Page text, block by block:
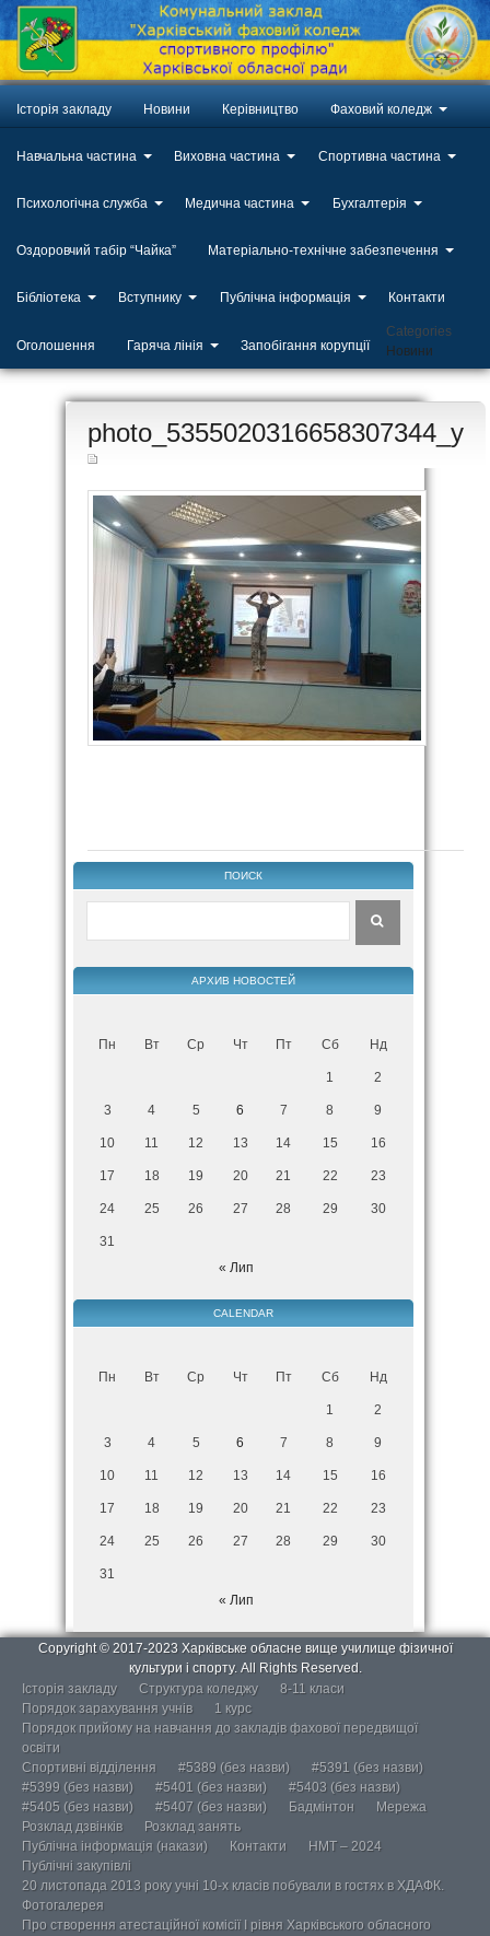
Історія закладу Новини Керівництво Фаховий коледж
Навчальна частина Виховна частина Спортивна частина
Психологічна служба Медична частина Бухгалтерія
Оздоровчий табір “Чайка” Матеріально-технічне забезпечення
Бібліотека Вступнику Публічна інформація Контакти
Оголошення Гаряча лінія Запобігання корупції
Categories
Новини
20
photo_5355020316658307344_y
ПОИСК
АРХИВ НОВОСТЕЙ
Пн Вт Ср Чт Пт Сб Нд
1 2
3 4 5 6 7 8 9
10 11 12 13 14 15 16
17 18 19 20 21 22 23
24 25 26 27 28 29 30
31
« Лип
CALENDAR
Пн Вт Ср Чт Пт Сб Нд
1 2
3 4 5 6 7 8 9
10 11 12 13 14 15 16
17 18 19 20 21 22 23
24 25 26 27 28 29 30
31
« Лип
Copyright © 2017-2023 Харківське обласне вище училище фізичної
культури і спорту. All Rights Reserved.
Історія закладу
Структура коледжу
8-11 класи
Порядок зарахування учнів
1 курс
Порядок прийому на навчання до закладів фахової передвищої
освіти
Спортивні відділення
#5389 (без назви)
#5391 (без назви)
#5399 (без назви)
#5401 (без назви)
#5403 (без назви)
#5405 (без назви)
#5407 (без назви) Бадмінтон
Мережа
Розклад дзвінків
Розклад занять
Публічна інформація (накази)
Контакти
НМТ – 2024
Публічні закупівлі
20 листопада 2013 року учні 10-х класів побували в гостях в ХДАФК.
Фотогалерея
Про створення атестаційної комісії І рівня Харківського обласного